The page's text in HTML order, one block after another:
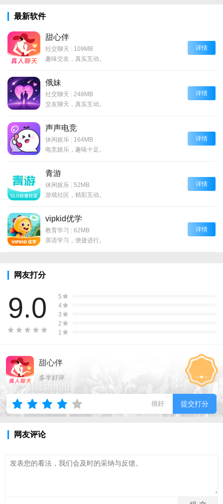
最新软件
甜心伴
社交聊天 | 109MB
趣味交友，真实互动。
详情
俄妹
社交聊天 | 248MB
交友聊天，真实互动。
详情
声声电竞
休闲娱乐 | 164MB
电竞娱乐，趣味十足。
详情
青游
休闲娱乐 | 52MB
游戏社区，精彩互动。
详情
vipkid优学
教育学习 | 62MB
英语学习，便捷进行。
详情
网友打分
9.0
5
4
3
2
1
甜心伴
多半好评
很好 提交打分
网友评论